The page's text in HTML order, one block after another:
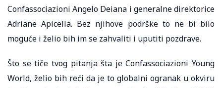
Confassociazioni Angelo Deiana i generalne direktorice
Adriane Apicella. Bez njihove podrške to ne bi bilo
moguće i želio bih im se zahvaliti i uputiti pozdrave.
Što se tiče tvog pitanja šta je Confassociazioni Young
World, želio bih reći da je to globalni ogranak u okviru